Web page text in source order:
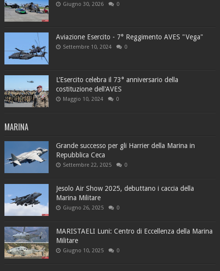
Giugno 30, 2026 0
Aviazione Esercito - 7° Reggimento AVES "Vega"
Settembre 10, 2024 0
L’Esercito celebra il 73° anniversario della
costituzione dell'AVES
Maggio 10, 2024 0
MARINA
Grande successo per gli Harrier della Marina in
Repubblica Ceca
Settembre 22, 2025 0
Jesolo Air Show 2025, debuttano i caccia della
Marina Militare
Giugno 26, 2025 0
MARISTAELI Luni: Centro di Eccellenza della Marina
Militare
Giugno 10, 2025 0